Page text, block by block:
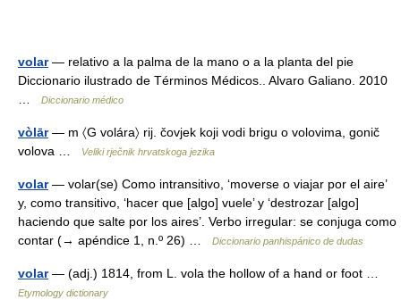
volar— relativo a la palma de la mano o a la planta del pie
Diccionario ilustrado de Términos Médicos.. Alvaro Galiano. 2010
Diccionario médico
vòlār— m 〈G volára〉 rij. čovjek koji vodi brigu o volovima, gonič
volova …
Veliki rječnik hrvatskoga jezika
volar— volar(se) Como intransitivo, ‘moverse o viajar por el aire’
y, como transitivo, ‘hacer que [algo] vuele’ y ‘destrozar [algo]
haciendo que salte por los aires’. Verbo irregular: se conjuga como
contar (→ apéndice 1, n.º 26) …
Diccionario panhispánico de dudas
volar— (adj.) 1814, from L. vola the hollow of a hand or foot …
Etymology dictionary